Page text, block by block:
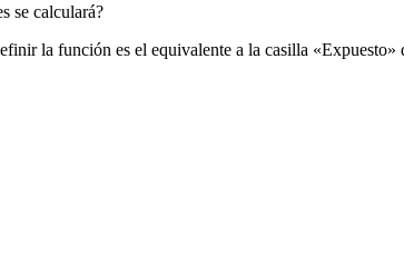
se calculará?
la función es el equivalente a la casilla «Expuesto»